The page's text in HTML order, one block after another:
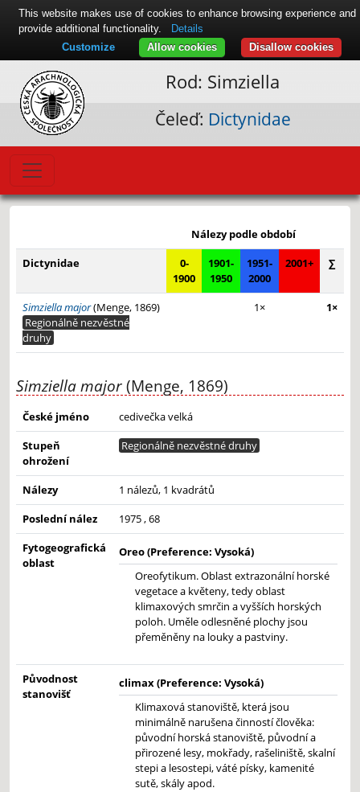
Rod: Simziella
Čeleď: Dictynidae
−
Leaflet|© Seznam.cz a.s. a další
Nálezy podle období
Dictynidae
0-
1900
1901-
1950
1951-
2000
2001+ ∑
Simziella major(Menge, 1869)
Regionálně nezvěstné
druhy
1× 1×
Simziella major(Menge, 1869)
České jméno
cedivečka velká
Stupeň
ohrožení
Regionálně nezvěstné druhy
Nálezy
1 nálezů, 1 kvadrátů
Poslední nález
1975 , 68
Fytogeografická
oblast
Oreo (Preference: Vysoká)
Oreofytikum. Oblast extrazonální horské
vegetace a květeny, tedy oblast
klimaxových smrčin a vyšších horských
poloh. Uměle odlesněné plochy jsou
přeměněny na louky a pastviny.
Původnost
stanovišť
climax (Preference: Vysoká)
Klimaxová stanoviště, která jsou
minimálně narušena činností člověka:
původní horská stanoviště, původní a
přirozené lesy, mokřady, rašeliniště, skalní
stepi a lesostepi, váté písky, kamenité
sutě, skály apod.
This website makes use of cookies to enhance browsing experience and
provide additional functionality.
Details
Disallow cookies
Allow cookies
Customize